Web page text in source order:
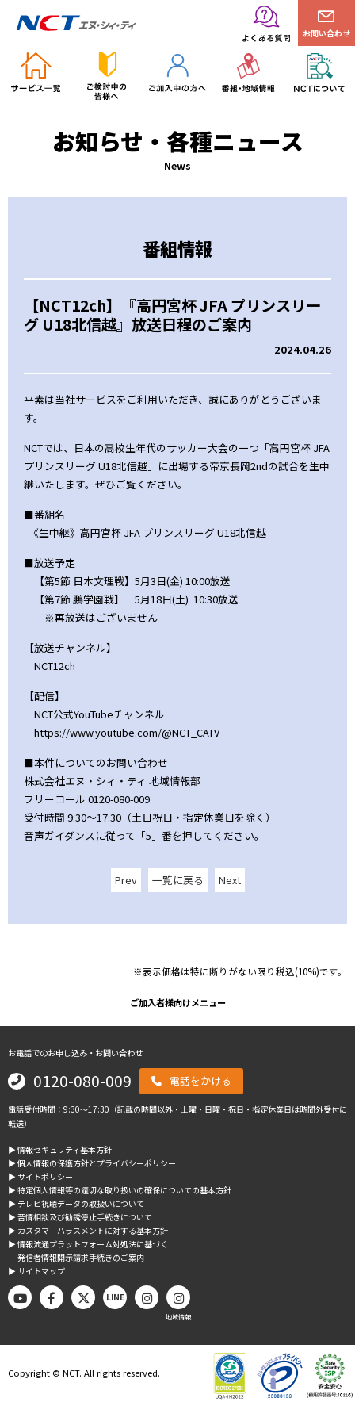
お問い合わせ
お知らせ・各種ニュース
News
番組情報
【NCT12ch】『高円宮杯 JFA プリンスリー
グ U18北信越』放送日程のご案内
2024.04.26
平素は当社サービスをご利用いただき、誠にありがとうございま
す。
NCTでは、日本の高校生年代のサッカー大会の一つ「高円宮杯 JFA
プリンスリーグ U18北信越」に出場する帝京長岡2ndの試合を生中
継いたします。ぜひご覧ください。
■番組名
《生中継》高円宮杯 JFA プリンスリーグ U18北信越
■放送予定
【第5節 日本文理戦】5月3日(金) 10:00放送
【第7節 鵬学園戦】 5月18日(土) 10:30放送
※再放送はございません
【放送チャンネル】
NCT12ch
【配信】
NCT公式YouTubeチャンネル
https://www.youtube.com/@NCT_CATV
■本件についてのお問い合わせ
株式会社エヌ・シィ・ティ 地域情報部
フリーコール 0120-080-009
受付時間 9:30～17:30（土日祝日・指定休業日を除く）
音声ガイダンスに従って「5」番を押してください。
Prev 一覧に戻る Next
※表示価格は特に断りがない限り税込(10%)です。
ご加入者様向けメニュー
お電話でのお申し込み・お問い合わせ
0120-080-009 電話をかける
電話受付時間：9:30～17:30（記載の時間以外・土曜・日曜・祝日・指定休業日は時間外受付に
転送）
▶︎ 情報セキュリティ基本方針
▶︎ 個人情報の保護方針とプライバシーポリシー
▶︎ サイトポリシー
▶︎ 特定個人情報等の適切な取り扱いの確保についての基本方針
▶︎ テレビ視聴データの取扱いについて
▶︎ 苦情相談及び勧誘停止手続きについて
▶︎ カスタマーハラスメントに対する基本方針
▶︎ 情報流通プラットフォーム対処法に基づく
発信者情報開示請求手続きのご案内
▶︎ サイトマップ
LINE
地域情報
Copyright © NCT. All rights reserved.